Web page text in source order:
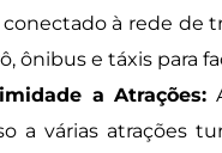
à rede de
ônibus e táxis para
a Atrações:
a várias atrações